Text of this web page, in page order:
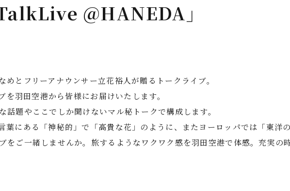
@HANEDA」
とフリーアナウンサー立花裕人が贈るトークライブ。
羽田空港から皆様にお届けいたします。
話題やここでしか聞けないマル秘トークで構成します。
葉にある「神秘的」で「高貴な花」のように、またヨーロッパでは「東
をご一緒しませんか。旅するようなワクワク感を羽田空港で体感。充実の